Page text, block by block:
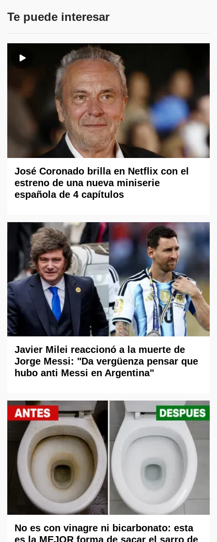
Te puede interesar
José Coronado brilla en Netflix con el
estreno de una nueva miniserie
española de 4 capítulos
Javier Milei reaccionó a la muerte de
Jorge Messi: "Da vergüenza pensar que
hubo anti Messi en Argentina"
No es con vinagre ni bicarbonato: esta
es la MEJOR forma de sacar el sarro de